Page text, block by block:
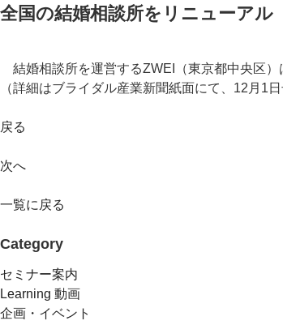
全国の結婚相談所をリニューアル
結婚相談所を運営するZWEI（東京都中央区）
（詳細はブライダル産業新聞紙面にて、12月1日
戻る
次へ
一覧に戻る
Category
セミナー案内
Learning 動画
企画・イベント